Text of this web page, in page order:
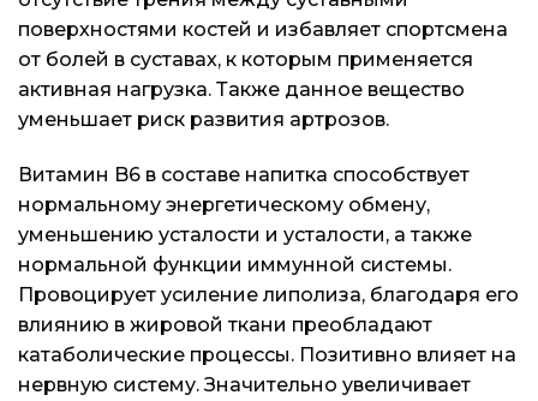
поверхностями костей и избавляет спортсмена
от болей в суставах, к которым применяется
активная нагрузка. Также данное вещество
уменьшает риск развития артрозов.
Витамин B6 в составе напитка способствует
нормальному энергетическому обмену,
уменьшению усталости и усталости, а также
нормальной функции иммунной системы.
Провоцирует усиление липолиза, благодаря его
влиянию в жировой ткани преобладают
катаболические процессы. Позитивно влияет на
нервную систему. Значительно увеличивает